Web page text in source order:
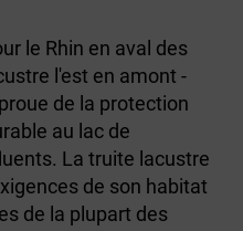
le Rhin en aval des
l'est en amont -
de la protection
au lac de
La truite lacustre
de son habitat
de la plupart des